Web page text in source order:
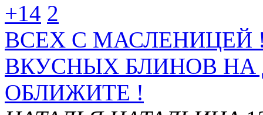
+14 2
ВСЕХ С МАСЛЕНИЦЕЙ
ВКУСНЫХ БЛИНОВ
ОБЛИЖИТЕ !